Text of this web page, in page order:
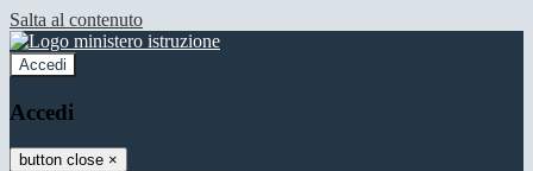
Salta al contenuto
Accedi
Accedi
button close ×